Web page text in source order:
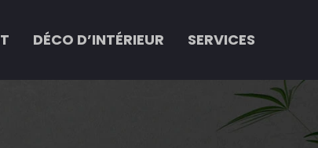
DÉCO D’INTÉRIEUR SERVICES